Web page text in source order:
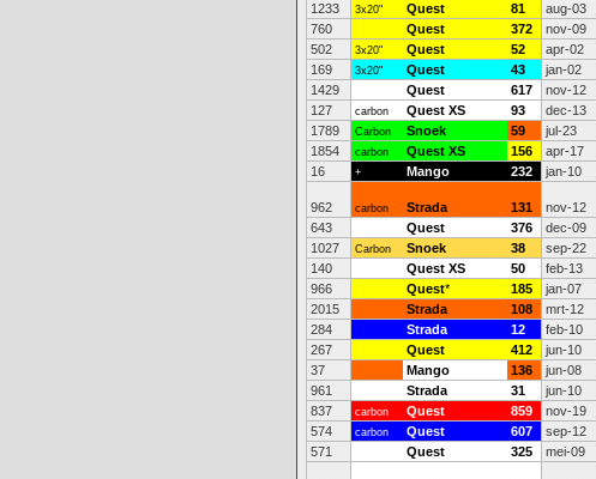
1233
3x20" Quest 81 aug-03
760
Quest 372 nov-09
502
3x20" Quest 52 apr-02
169
3x20" Quest 43 jan-02
1429
Quest 617 nov-12
127
carbon Quest XS 93 dec-13
1789
Carbon Snoek 59 jul-23
1854
carbon Quest XS 156 apr-17
16
+ Mango 232 jan-10
962 carbon Strada 131 nov-12
643
Quest 376 dec-09
1027
Carbon Snoek 38 sep-22
140
Quest XS 50 feb-13
966
Quest* 185 jan-07
2015
Strada 108 mrt-12
284
Strada 12 feb-10
267
Quest 412 jun-10
37
Mango 136 jun-08
961
Strada 31 jun-10
837
carbon Quest 859 nov-19
574
carbon Quest 607 sep-12
571
Quest 325 mei-09